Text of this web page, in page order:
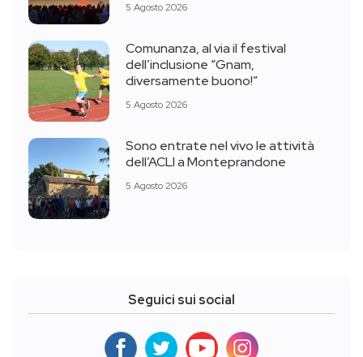
5 Agosto 2026
Comunanza, al via il festival
dell’inclusione “Gnam,
diversamente buono!”
5 Agosto 2026
Sono entrate nel vivo le attività
dell’ACLI a Monteprandone
5 Agosto 2026
Seguici sui social